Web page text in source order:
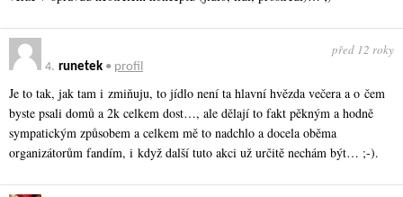
4. runetek • profil
před 12 roky
Je to tak, jak tam i zmiňuju, to jídlo není ta hlavní hvězda večera a o čem
byste psali domů a 2k celkem dost…, ale dělají to fakt pěkným a hodně
sympatickým způsobem a celkem mě to nadchlo a docela oběma
organizátorům fandím, i když další tuto akci už určitě nechám být… ;-).